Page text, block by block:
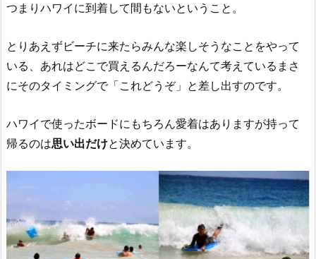
つまりハワイに到着して間もないということ。
とりあえずビーチに来たらみんな楽しそうなことをやって
いる、あれはどこで買えるんだろーなんて考えているまさ
にそのタイミングで「これどうぞ」と差し出すのです。
ハワイで使ったボードにもちろん愛着はありますが持って
帰るのは思い出だけと決めています。